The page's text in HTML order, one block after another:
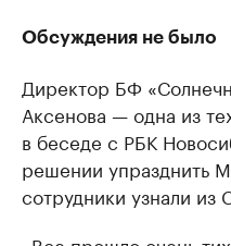
Обсуждения не было
Директор БФ
Аксенова — одна из
в беседе с РБК
решении упразднить
сотрудники узнали из